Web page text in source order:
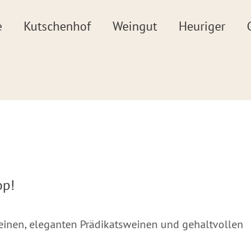
Kutschenhof Weingut Heuriger
eleganten Prädikatsweinen und gehaltvollen